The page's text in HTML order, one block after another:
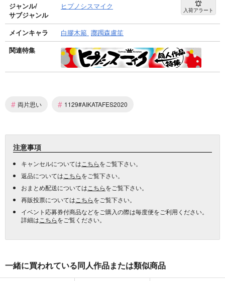
ジャンル/
サブジャンル
ヒプノシスマイク 入荷アラート
メインキャラ 白膠木簓 躑躅森盧笙
関連特集
# 両片思い # 1129#AIKATAFES2020
注意事項
キャンセルについては こちらをご覧下さい。
返品については こちらをご覧下さい。
おまとめ配送については こちらをご覧下さい。
再販投票については こちらをご覧下さい。
イベント応募券付商品などをご購入の際は毎度便をご利用ください。
詳細は こちらをご覧ください。
一緒に買われている同人作品または類似商品